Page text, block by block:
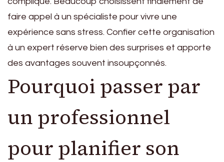
faire appel à un spécialiste pour vivre une
expérience sans stress. Confier cette organisation
à un expert réserve bien des surprises et apporte
des avantages souvent insoupçonnés.
Pourquoi passer par
un professionnel
pour planifier son